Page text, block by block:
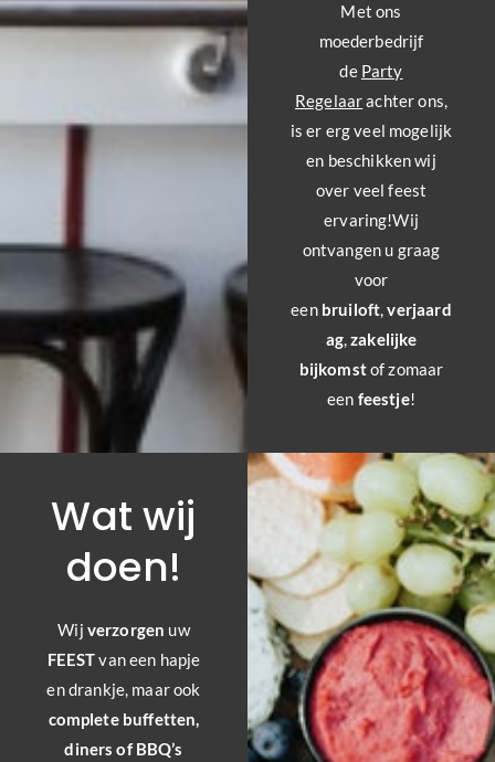
Met ons
moederbedrijf
de Party
Regelaarachter ons,
is er erg veel mogelijk
en beschikken wij
over veel feest
ervaring!Wij
ontvangen u graag
voor
een bruiloft,verjaard
ag,zakelijke
bijkomstof zomaar
een feestje!
Wat wij
doen!
Wij verzorgen uw
FEESTvan een hapje
en drankje, maar ook
complete buffetten,
diners of BBQ’s